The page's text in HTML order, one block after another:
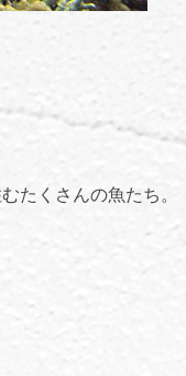
たくさんの魚たち。